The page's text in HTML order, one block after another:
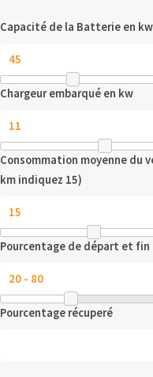
Capacité de la Batterie en kw
Chargeur embarqué en kw
Consommation moyenne du
km indiquez 15)
Pourcentage de départ et fin
Pourcentage récuperé